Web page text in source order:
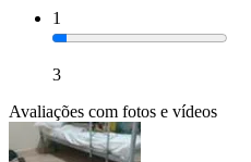
1
3
Avaliações com fotos e vídeos